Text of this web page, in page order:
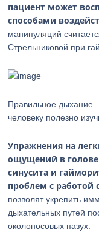
пациент может
способами
манипуляций
Стрельниковой при
Правильное дыхание
человеку полезно
Упражнения на
ощущений в
синусита и
проблем с работой
позволят укрепить
дыхательных путей
околоносовых пазух.